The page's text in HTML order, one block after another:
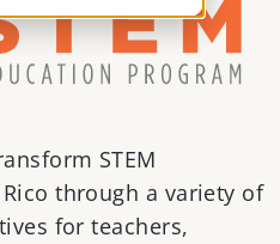
STEM
through a variety of
for teachers,